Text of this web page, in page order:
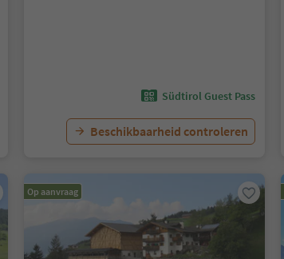
Südtirol Guest Pass
Beschikbaarheid controleren
Op aanvraag